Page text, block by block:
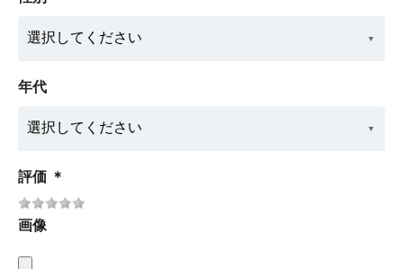
年代
評価 ＊
画像